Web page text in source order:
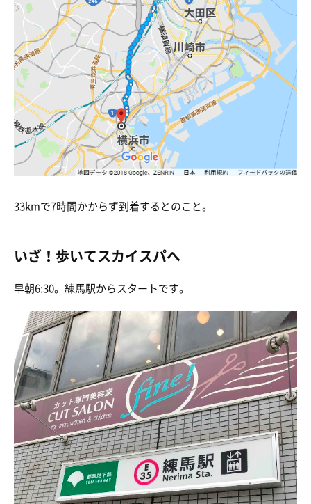
33kmで7時間かからず到着するとのこと。
いざ！歩いてスカイスパへ
早朝6:30。練馬駅からスタートです。